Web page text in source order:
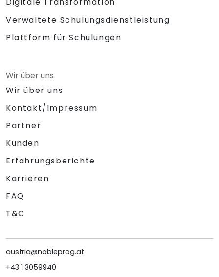
Verwaltete Schulungsdienstleistung
Plattform für Schulungen
Wir über uns
Wir über uns
Kontakt/Impressum
Partner
Kunden
Erfahrungsberichte
Karrieren
FAQ
T&C
austria@nobleprog.at
+43 1 3059940